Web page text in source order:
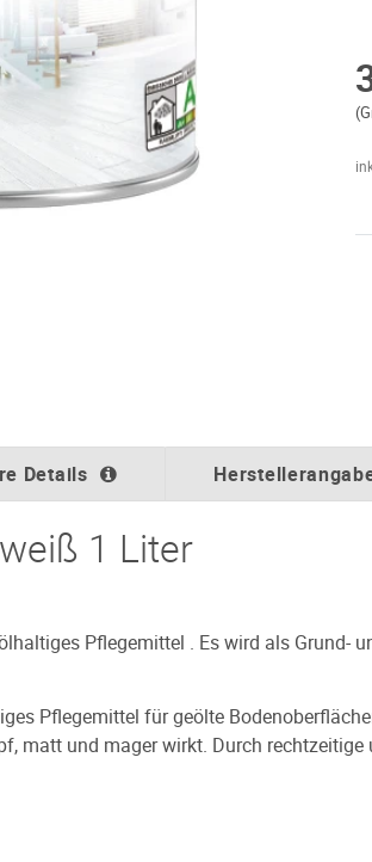
Details
1 Liter
Pflegemittel . Es wird als Grund-
Pflegemittel für geölte
matt und mager wirkt. Durch